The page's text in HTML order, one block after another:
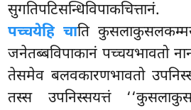
पच्चयेहि चाति
जनेतब्बविपाकानं पच्चयभावतो
तेसमेव बलवकारणभावतो
तस्स उपनिस्सयत्तं